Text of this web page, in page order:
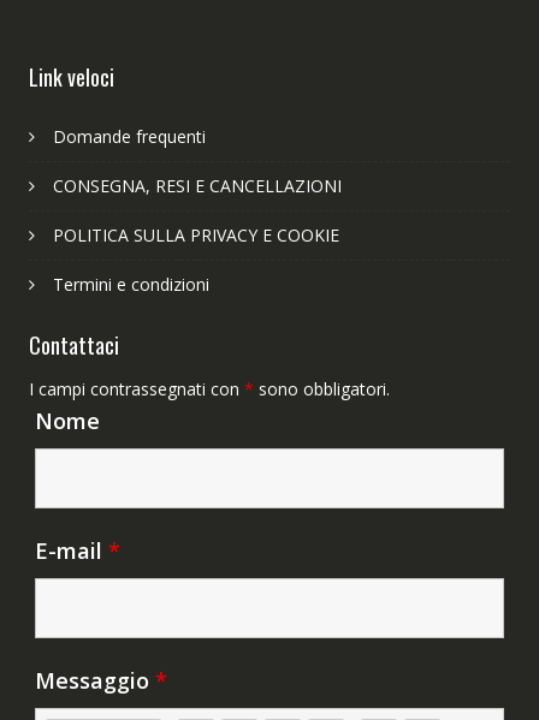
Link veloci
Domande frequenti
CONSEGNA, RESI E CANCELLAZIONI
POLITICA SULLA PRIVACY E COOKIE
Termini e condizioni
Contattaci
I campi contrassegnati con * sono obbligatori.
Nome
E-mail *
Messaggio *